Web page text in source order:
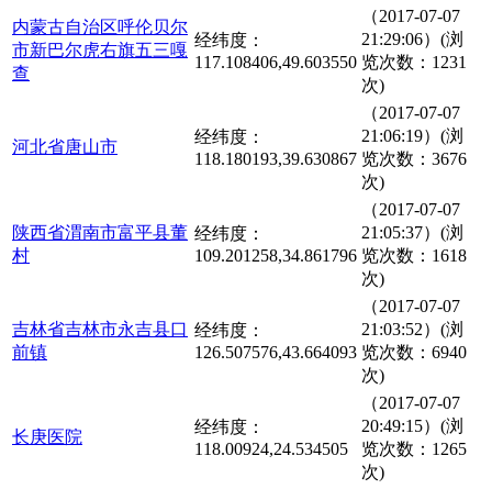
内蒙古自治区呼伦贝尔
市新巴尔虎右旗五三嘎
查
经纬度：
117.108406,49.603550
（2017-07-07
21:29:06）(浏
览次数：1231
次)
河北省唐山市
经纬度：
118.180193,39.630867
（2017-07-07
21:06:19）(浏
览次数：3676
次)
陕西省渭南市富平县董
村
经纬度：
109.201258,34.861796
（2017-07-07
21:05:37）(浏
览次数：1618
次)
吉林省吉林市永吉县口
前镇
经纬度：
126.507576,43.664093
（2017-07-07
21:03:52）(浏
览次数：6940
次)
长庚医院
经纬度：
118.00924,24.534505
（2017-07-07
20:49:15）(浏
览次数：1265
次)